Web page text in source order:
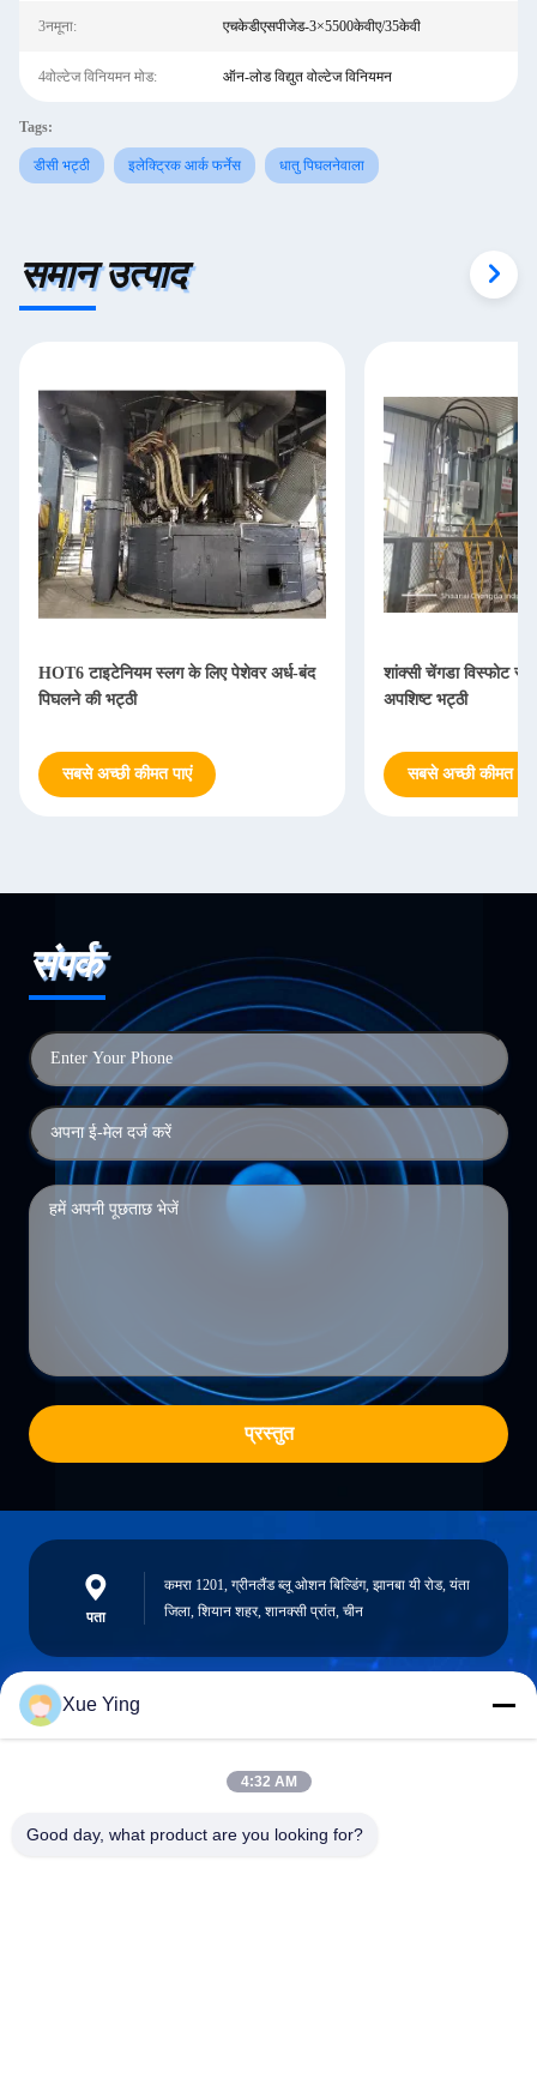
3नमूना: एचकेडीएसपीजेड-3×5500केवीए/35केवी
4वोल्टेज विनियमन मोड: ऑन-लोड विद्युत वोल्टेज विनियमन
Tags:
डीसी भट्ठी इलेक्ट्रिक आर्क फर्नेस धातु पिघलनेवाला
समान उत्पाद
HOT6 टाइटेनियम स्लग के लिए पेशेवर अर्ध-बंद
पिघलने की भट्ठी
सबसे अच्छी कीमत पाएं
शांक्सी चेंगडा विस्फोट
अपशिष्ट भट्ठी
सबसे अच्छी कीमत पाएं
संपर्क
प्रस्तुत
पता
कमरा 1201, ग्रीनलैंड ब्लू ओशन बिल्डिंग, झानबा यी रोड, यंता
जिला, शियान शहर, शानक्सी प्रांत, चीन
sxcd-gyl@163.com
Xue Ying
4:32 AM
Good day, what product are you looking for?